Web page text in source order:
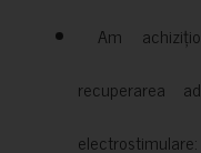
Am
recuperarea